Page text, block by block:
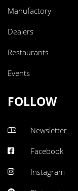
Manufactory
Dealers
Restaurants
Events
FOLLOW
Newsletter
Facebook
Instagram